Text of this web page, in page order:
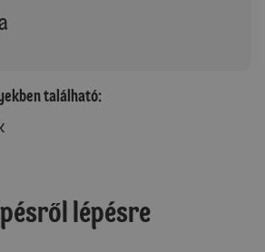
található:
lépésre